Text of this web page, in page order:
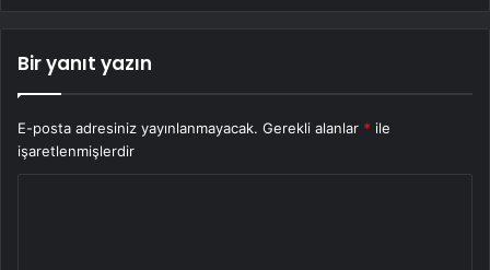
Bir yanıt yazın
E-posta adresiniz yayınlanmayacak. Gerekli alanlar * ile
işaretlenmişlerdir